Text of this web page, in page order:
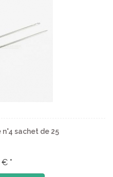
sachet de 25
€ *